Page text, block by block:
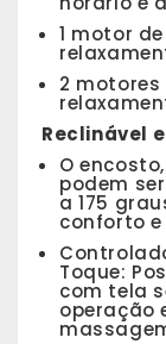
1 motor
2
Reclinável
O
podem
a 175
conforto
Toque:
com tela
operação